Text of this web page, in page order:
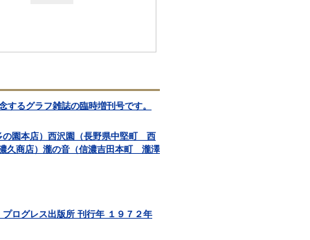
するグラフ雑誌の臨時増刊号です。
園本店）西沢園（長野県中堅町 西
久商店）瀧の音（信濃吉田本町 瀧澤
ログレス出版所 刊行年 １９７２年